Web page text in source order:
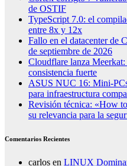
de OSTIF
TypeScript 7.0: el
entre 8x y 12x
Fallo en el datacenter de
de septiembre de 2026
Cloudflare lanza
consistencia fuerte
ASUS NUC 16: Mini-
para infraestructura
Revisión técnica: «How
su relevancia para la
Comentarios Recientes
carlos en LINUX